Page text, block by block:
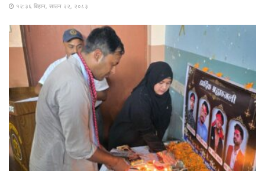
१२:३६ बिहान, साउन २२, २०८३